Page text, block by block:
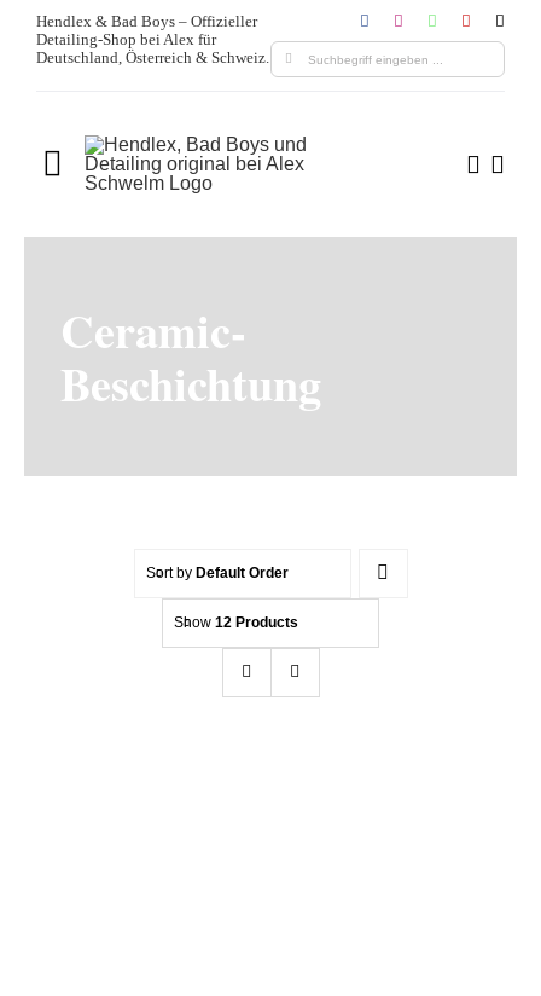
Zum
Inhalt
Hendlex & Bad Boys – Offizieller
Detailing-Shop bei Alex für
Deutschland, Österreich & Schweiz. Suche
Toggle
Home
Produkte
Ceramic-
Beschichtung
Sort by Default Order
Show 12 Products